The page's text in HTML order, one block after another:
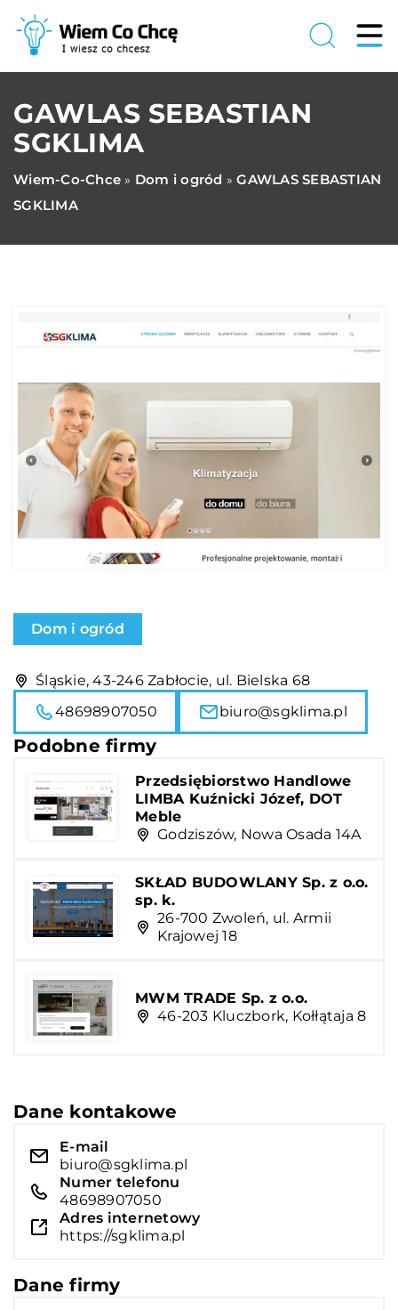
GAWLAS SEBASTIAN
SGKLIMA
Wiem-Co-Chce » Dom i ogród »GAWLAS SEBASTIAN
SGKLIMA
Dom i ogród
Śląskie, 43-246 Zabłocie, ul. Bielska 68
48698907050
biuro@sgklima.pl
Podobne firmy
Przedsiębiorstwo Handlowe
LIMBA Kuźnicki Józef, DOT
Meble
Godziszów, Nowa Osada 14A
SKŁAD BUDOWLANY Sp. z o.o.
sp. k.
26-700 Zwoleń, ul. Armii
Krajowej 18
MWM TRADE Sp. z o.o.
46-203 Kluczbork, Kołłątaja 8
Dane kontakowe
E-mail
biuro@sgklima.pl
Numer telefonu
48698907050
Adres internetowy
https://sgklima.pl
Dane firmy